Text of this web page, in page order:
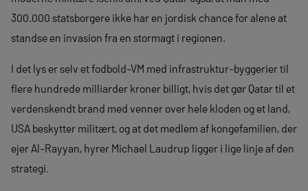
300.000 statsborgere ikke har en jordisk chance for alene at
standse en invasion fra en stormagt i regionen.
I det lys er selv et fodbold-VM med infrastruktur-byggerier til
flere hundrede milliarder kroner billigt, hvis det gør Qatar til et
verdenskendt brand med venner over hele kloden og et land,
USA beskytter militært, og at det medlem af kongefamilien, der
ejer Al-Rayyan, hyrer Michael Laudrup ligger i lige linje af den
strategi.